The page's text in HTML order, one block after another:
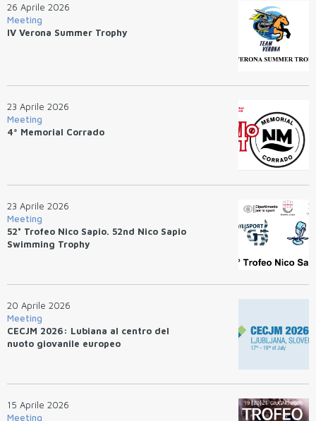
26 Aprile 2026
Meeting
IV Verona Summer Trophy
23 Aprile 2026
Meeting
4ª Memorial Corrado
23 Aprile 2026
Meeting
52° Trofeo Nico Sapio. 52nd Nico Sapio
Swimming Trophy
20 Aprile 2026
Meeting
CECJM 2026: Lubiana al centro del
nuoto giovanile europeo
15 Aprile 2026
Meeting